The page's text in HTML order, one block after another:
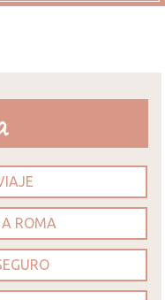
ROMA